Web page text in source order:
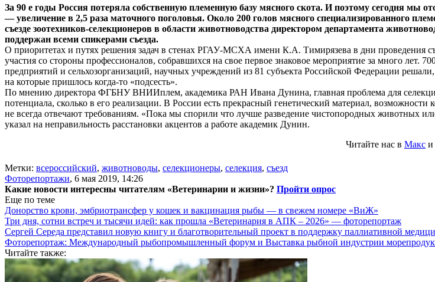
За 90 е годы Россия потеряла собственную племенную базу мясного скота. И поэтому сегодня мы
— увеличение в 2,5 раза маточного поголовья. Около 200 голов мясного специализированного
съезде зоотехников-селекционеров в области животноводства директором департамента
поддержан всеми спикерами съезда.
О приоритетах и путях решения задач в стенах РГАУ-МСХА имени К.А. Тимирязева в дни проведения
участия со стороны профессионалов, собравшихся на свое первое знаковое мероприятие за много
предприятий и сельхозорганизаций, научных учреждений из 81 субъекта Российской Федерации
на которые пришлось когда-то «подсесть».
По мнению директора ФГБНУ ВНИИплем, академика РАН Ивана Дунина, главная проблема для
потенциала, сколько в его реализации. В России есть прекрасный генетический материал,
не всегда отвечают требованиям. «Пока мы спорили что лучше разведение чистопородных животных
указал на неправильность расстановки акцентов а работе академик Дунин.
Читайте нас в Макс и
Метки: всероссийский, животноводы, селекционеры, селекция, съезд
Фоторепортажи, 6 мая 2019, 14:26
Какие новости интересны читателям «Ветеринарии и жизни»? Пройти опрос
Еще по теме
Донорство крови, эмбриотрансфер у кошек и вакцинация рыбы — в свежем номере «ВиЖ»
Три дня, сотни встреч и тысячи идей: как прошла «Ветеринария в АПК – 2026» — фоторепортаж
Сергей Середа представил новую книгу и благотворительный проект в поддержку паллиативной
Фоторепортаж: Международный рыбопромышленный форум и Выставка рыбной индустрии
Читайте также: